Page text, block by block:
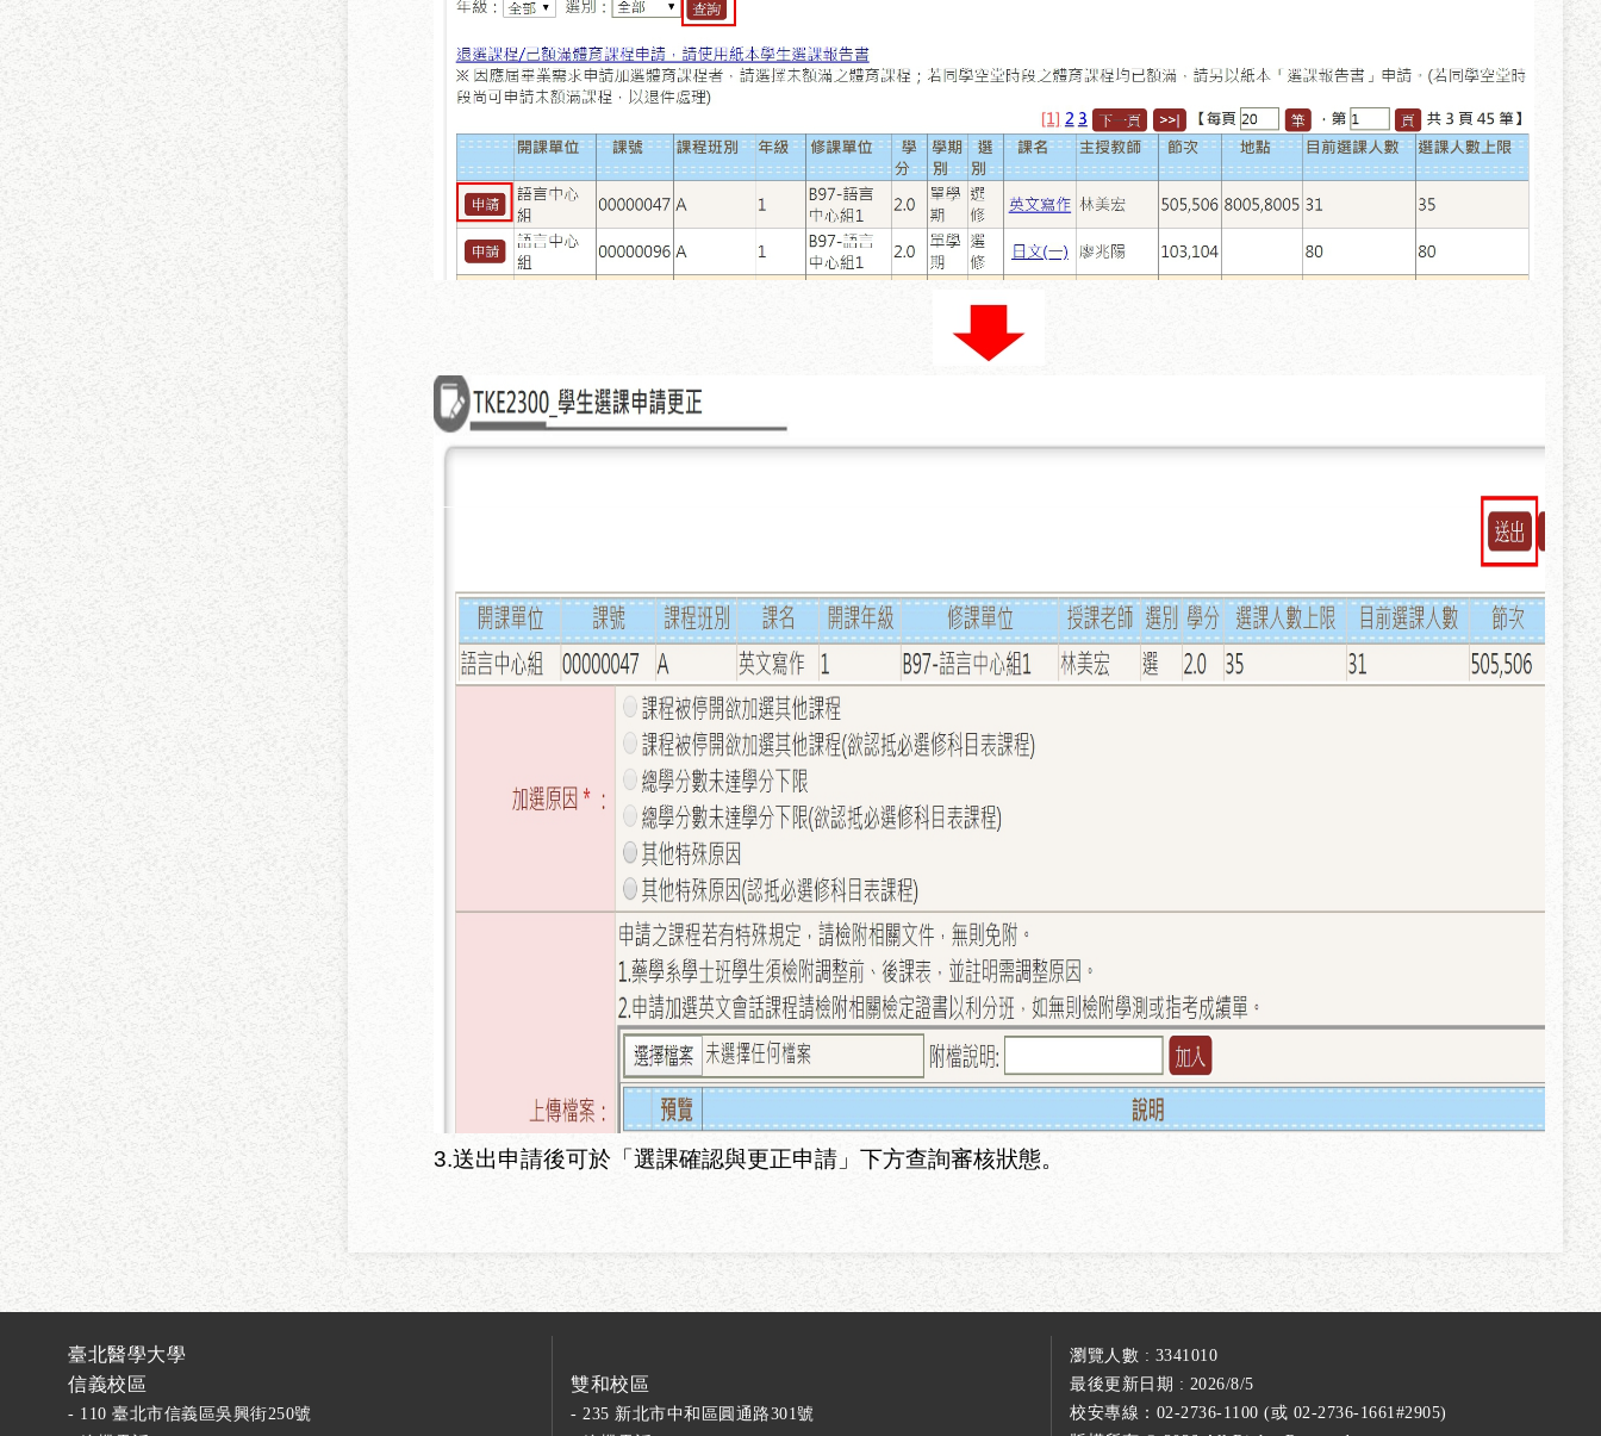
3.送出申請後可於「選課確認與更正申請」下方查詢審核狀態。
臺北醫學大學
信義校區
- 110 臺北市信義區吳興街250號
雙和校區
- 235 新北市中和區圓通路301號
瀏覽人數 : 3341010
最後更新日期 : 2026/8/5
校安專線：02-2736-1100 (或 02-2736-1661#2905)